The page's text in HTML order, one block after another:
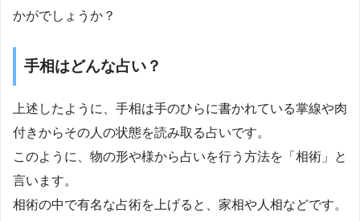
かがでしょうか？
手相はどんな占い？
上述したように、手相は手のひらに書かれている掌線や肉
付きからその人の状態を読み取る占いです。
このように、物の形や様から占いを行う方法を「相術」と
言います。
相術の中で有名な占術を上げると、家相や人相などです。